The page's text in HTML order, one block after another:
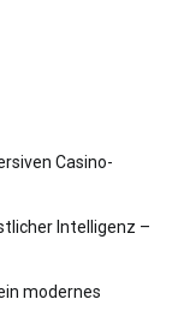
Casino-
Intelligenz –
modernes